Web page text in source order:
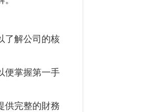
了解公司的核
便掌握第一手
供完整的財務